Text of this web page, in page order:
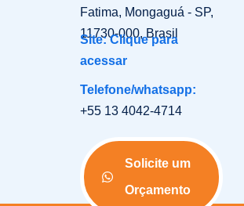
Fatima, Mongaguá - SP,
11730-000, Brasil
Site: Clique para
acessar
Telefone/whatsapp:
+55 13 4042-4714
Solicite um
Orçamento